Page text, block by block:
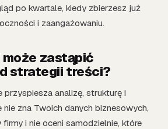
po kwartale, kiedy zbierzesz już
i zaangażowaniu.
może zastąpić
strategii treści?
przyspiesza analizę, strukturę i
zna Twoich danych biznesowych,
i nie oceni samodzielnie, które